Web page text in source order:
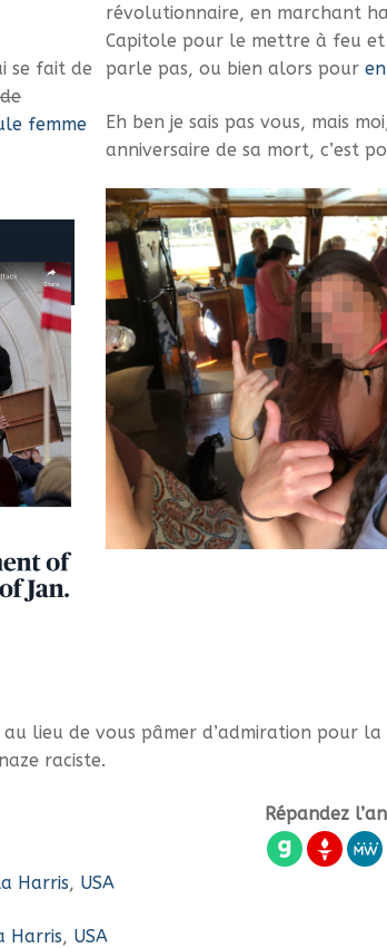
se fait de
femme
révolutionnaire, en marchant
Capitole pour le mettre à feu et
parle pas, ou bien alors pour
Eh ben je sais pas vous, mais
anniversaire de sa mort, c’est
lieu de vous pâmer d’admiration pour
raciste.
Répandez
Harris, USA
Harris, USA